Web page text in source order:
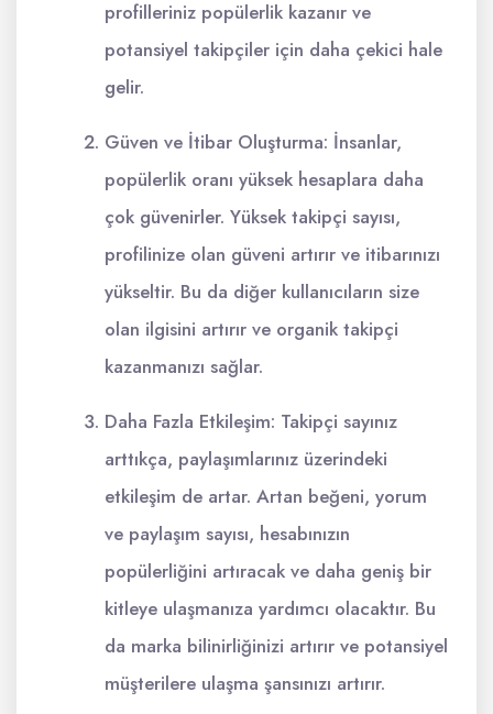
profilleriniz popülerlik kazanır ve
potansiyel takipçiler için daha çekici hale
gelir.
Güven ve İtibar Oluşturma: İnsanlar,
popülerlik oranı yüksek hesaplara daha
çok güvenirler. Yüksek takipçi sayısı,
profilinize olan güveni artırır ve itibarınızı
yükseltir. Bu da diğer kullanıcıların size
olan ilgisini artırır ve organik takipçi
kazanmanızı sağlar.
Daha Fazla Etkileşim: Takipçi sayınız
arttıkça, paylaşımlarınız üzerindeki
etkileşim de artar. Artan beğeni, yorum
ve paylaşım sayısı, hesabınızın
popülerliğini artıracak ve daha geniş bir
kitleye ulaşmanıza yardımcı olacaktır. Bu
da marka bilinirliğinizi artırır ve potansiyel
müşterilere ulaşma şansınızı artırır.